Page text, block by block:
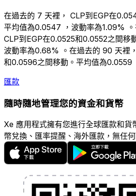
在過去的 7 天裡， CLP到EGP在
平均值為0.0547 ，波動率為1.09% 。
CLP到EGP在0.0525和0.0552之間移
波動率為0.68% 。在過去的 90 天裡
和0.0596之間移動。平均值為0.0559
匯款
隨時隨地管理您的資金和貨幣
Xe 應用程式擁有您進行全球匯款和貨
幣兌換、匯率提醒、海外匯款，無任